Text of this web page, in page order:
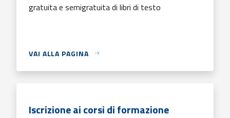
gratuita e semigratuita di libri di testo
VAI ALLA PAGINA
Iscrizione ai corsi di formazione